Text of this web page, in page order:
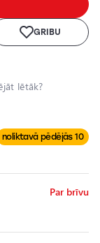
GRIBU
lētāk?
noliktavā pēdējās 10
Par brīvu